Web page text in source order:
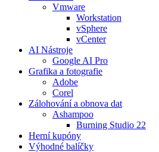
Vmware
Workstation
vSphere
vCenter
AI Nástroje
Google AI Pro
Grafika a fotografie
Adobe
Corel
Zálohování a obnova dat
Ashampoo
Burning Studio 22
Herní kupóny
Výhodné balíčky